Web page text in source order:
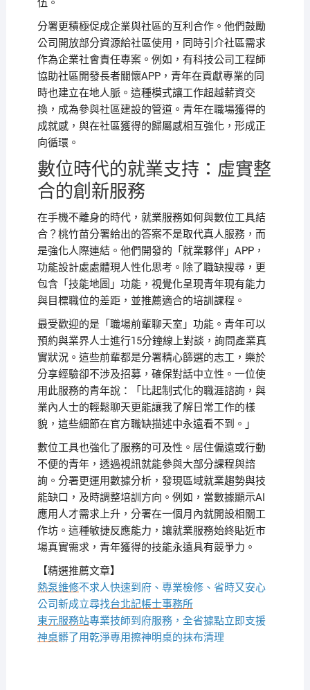
伍。
分署更積極促成企業與社區的互利合作。他們鼓勵
公司開放部分資源給社區使用，同時引介社區需求
作為企業社會責任專案。例如，有科技公司工程師
協助社區開發長者關懷APP，青年在貢獻專業的同
時也建立在地人脈。這種模式讓工作超越薪資交
換，成為參與社區建設的管道。青年在職場獲得的
成就感，與在社區獲得的歸屬感相互強化，形成正
向循環。
數位時代的就業支持：虛實整
合的創新服務
在手機不離身的時代，就業服務如何與數位工具結
合？桃竹苗分署給出的答案不是取代真人服務，而
是強化人際連結。他們開發的「就業夥伴」APP，
功能設計處處體現人性化思考。除了職缺搜尋，更
包含「技能地圖」功能，視覺化呈現青年現有能力
與目標職位的差距，並推薦適合的培訓課程。
最受歡迎的是「職場前輩聊天室」功能。青年可以
預約與業界人士進行15分鐘線上對談，詢問產業真
實狀況。這些前輩都是分署精心篩選的志工，樂於
分享經驗卻不涉及招募，確保對話中立性。一位使
用此服務的青年說：「比起制式化的職涯諮詢，與
業內人士的輕鬆聊天更能讓我了解日常工作的樣
貌，這些細節在官方職缺描述中永遠看不到。」
數位工具也強化了服務的可及性。居住偏遠或行動
不便的青年，透過視訊就能參與大部分課程與諮
詢。分署更運用數據分析，發現區域就業趨勢與技
能缺口，及時調整培訓方向。例如，當數據顯示AI
應用人才需求上升，分署在一個月內就開設相關工
作坊。這種敏捷反應能力，讓就業服務始終貼近市
場真實需求，青年獲得的技能永遠具有競爭力。
【精選推薦文章】
熱泵維修不求人快速到府、專業檢修、省時又安心
公司新成立尋找台北記帳士事務所
東元服務站專業技師到府服務，全省據點立即支援
神桌髒了用乾淨專用擦神明桌的抹布清理